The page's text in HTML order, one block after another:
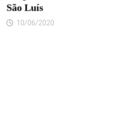
São Luís
10/06/2020